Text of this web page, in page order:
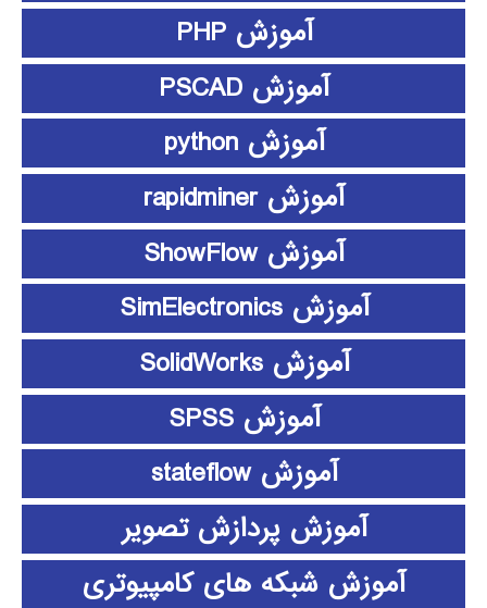
آموزش PHP
آموزش PSCAD
آموزش python
آموزش rapidminer
آموزش ShowFlow
آموزش SimElectronics
آموزش SolidWorks
آموزش SPSS
آموزش stateflow
آموزش پردازش تصویر
آموزش شبکه های کامپیوتری